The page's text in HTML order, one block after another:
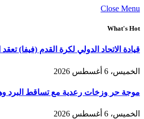
Close Menu
What's Hot
قيادة الاتحاد الدولي لكرة القدم (فيفا) تعقد
الخميس، 6 أغسطس 2026
موجة حر وزخات رعدية مع تساقط البرد
الخميس، 6 أغسطس 2026